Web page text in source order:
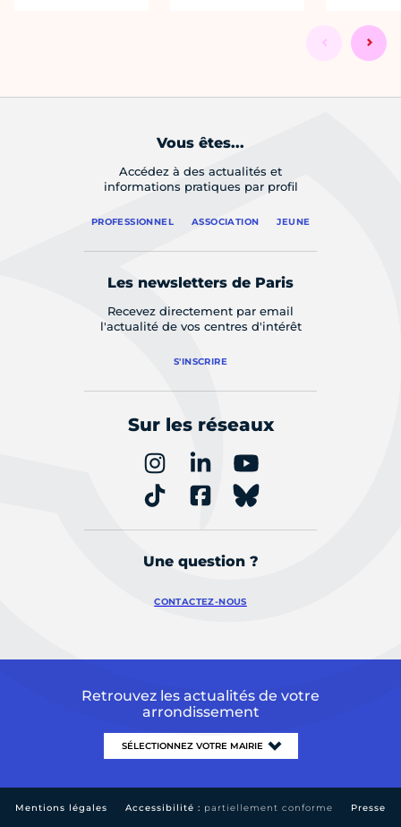
Vous êtes...
Accédez à des actualités et
informations pratiques par profil
PROFESSIONNEL ASSOCIATION JEUNE
Les newsletters de Paris
Recevez directement par email
l'actualité de vos centres d'intérêt
S'INSCRIRE
Sur les réseaux
Une question ?
CONTACTEZ-NOUS
Retrouvez les actualités de votre
arrondissement
Mentions légales Accessibilité : partiellement conforme Presse